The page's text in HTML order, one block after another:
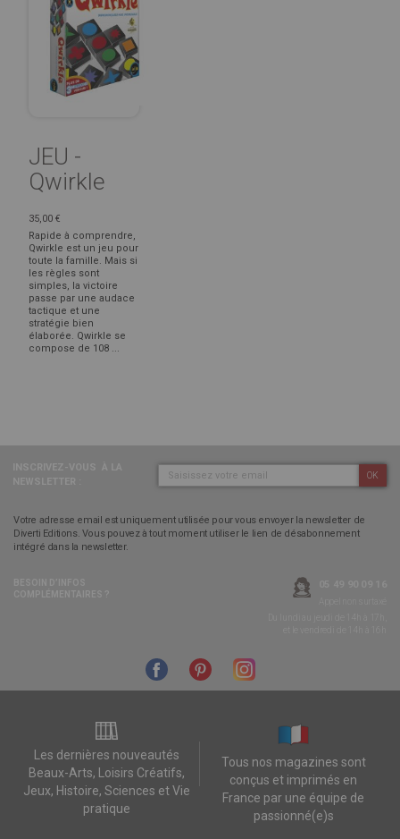
JEU -
Qwirkle
35,00 €
Rapide à comprendre,
Qwirkle est un jeu pour
toute la famille. Mais si
les règles sont
simples, la victoire
passe par une audace
tactique et une
stratégie bien
élaborée. Qwirkle se
compose de 108 ...
OK
Votre adresse email est uniquement utilisée pour vous envoyer la newsletter de
Diverti Editions. Vous pouvez à tout moment utiliser le lien de désabonnement
intégré dans la newsletter.
Les dernières nouveautés
Beaux-Arts, Loisirs Créatifs,
Jeux, Histoire, Sciences et Vie
pratique
Tous nos magazines sont
conçus et imprimés en
France par une équipe de
passionné(e)s